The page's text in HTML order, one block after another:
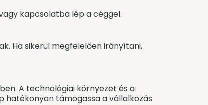
kapcsolatba lép a céggel.
Ha sikerül megfelelően irányítani,
A technológiai környezet és a
hatékonyan támogassa a vállalkozás